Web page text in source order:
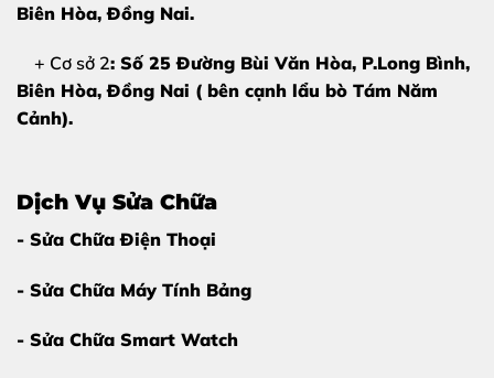
Biên Hòa, Đồng Nai.
+ Cơ sở 2: Số 25 Đường Bùi Văn Hòa, P.Long Bình,
Biên Hòa, Đồng Nai ( bên cạnh lẩu bò Tám Năm
Cảnh).
Dịch Vụ Sửa Chữa
- Sửa Chữa Điện Thoại
- Sửa Chữa Máy Tính Bảng
- Sửa Chữa Smart Watch